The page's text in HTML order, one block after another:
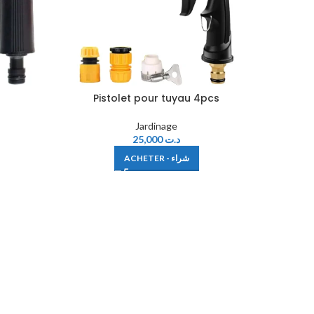
Pistolet pour tuyau 4pcs
Jardinage
د.ت25,000
ACHETER - شراء